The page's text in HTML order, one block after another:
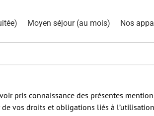
Moyen séjour (au mois) Nos
pris connaissance des présentes
vos droits et obligations liés à